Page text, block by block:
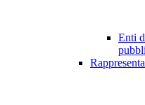
Enti